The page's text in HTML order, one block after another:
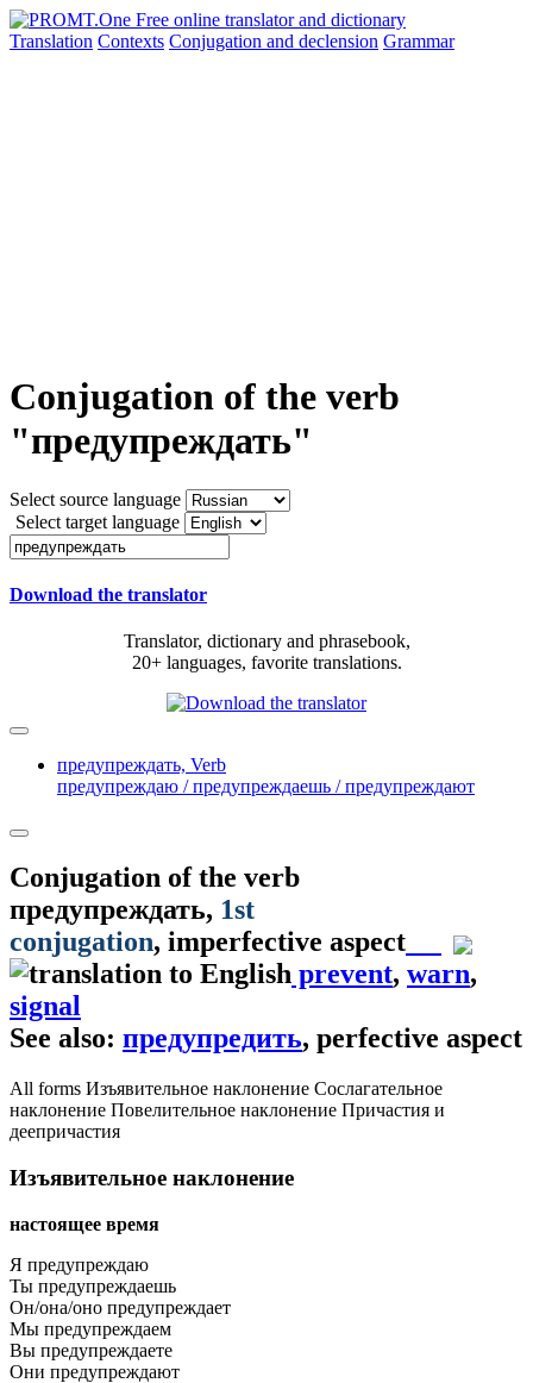
Translation Contexts Conjugation and declension Grammar
Conjugation of the verb
"предупреждать"
Select source language
Select target language
Download the translator
Translator, dictionary and phrasebook,
20+ languages, favorite translations.
предупреждать, Verb
предупреждаю / предупреждаешь / предупреждают
Conjugation of the verb
предупреждать, 1st
conjugation, imperfective aspect
prevent, warn,
signal
See also: предупредить, perfective aspect
All forms Изъявительное наклонение Сослагательное
наклонение Повелительное наклонение Причастия и
деепричастия
Изъявительное наклонение
настоящее время
Я предупреждаю
Ты предупреждаешь
Он/она/оно предупреждает
Мы предупреждаем
Вы предупреждаете
Они предупреждают